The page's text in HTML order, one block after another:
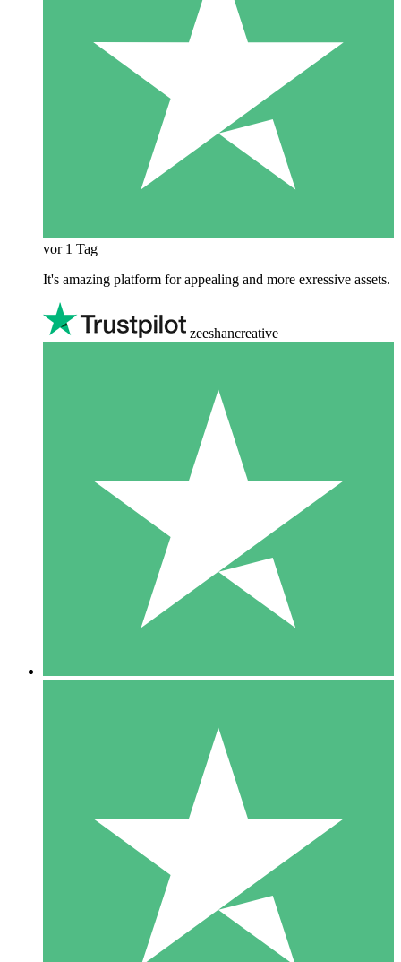
vor 1 Tag
It's amazing platform for appealing and more exressive assets.
zeeshancreative